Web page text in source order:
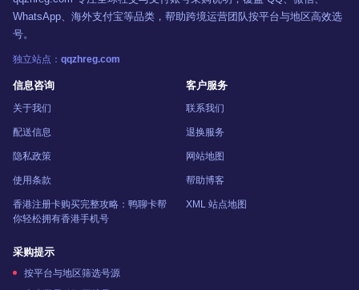
WhatsApp、海外支付宝等品类，帮助跨境运营团队按平台与地区高效选
号。
独立站点： qqzhreg.com
信息咨询
关于我们
配送信息
隐私政策
使用条款
香港注册卡购买完整攻略：鸭聊卡帮
你轻松拥有香港手机号
客户服务
联系我们
退换服务
网站地图
帮助博客
XML 站点地图
采购提示
按平台与地区筛选号源